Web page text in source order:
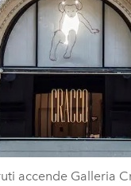
accende Galleria